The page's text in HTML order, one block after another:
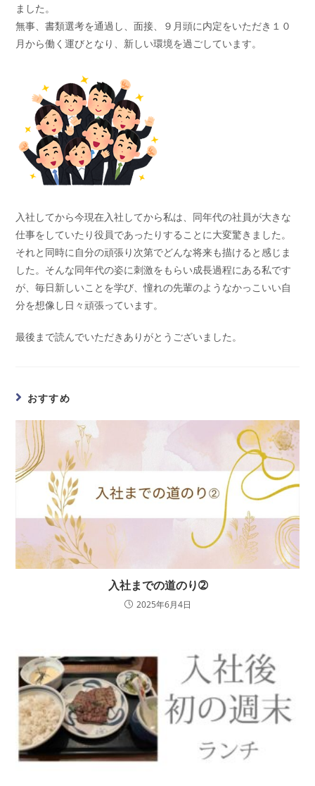
ました。
無事、書類選考を通過し、面接、９月頭に内定をいただき１０
月から働く運びとなり、新しい環境を過ごしています。
入社してから今現在入社してから私は、同年代の社員が大きな
仕事をしていたり役員であったりすることに大変驚きました。
それと同時に自分の頑張り次第でどんな将来も描けると感じま
した。そんな同年代の姿に刺激をもらい成長過程にある私です
が、毎日新しいことを学び、憧れの先輩のようなかっこいい自
分を想像し日々頑張っています。
最後まで読んでいただきありがとうございました。
おすすめ
入社までの道のり➁
2025年6月4日